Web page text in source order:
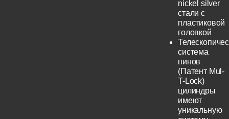
nickel silver
стали с
пластиковой
головкой
система
пинов
(Патент Mul-
T-Lock)
цилиндры
имеют
уникальную